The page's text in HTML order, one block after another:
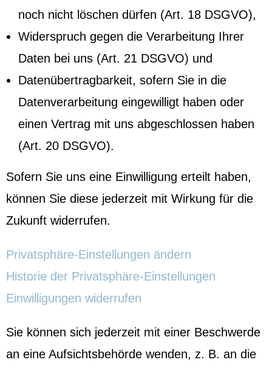
noch nicht löschen dürfen (Art. 18 DSGVO),
Widerspruch gegen die Verarbeitung Ihrer
Daten bei uns (Art. 21 DSGVO) und
Datenübertragbarkeit, sofern Sie in die
Datenverarbeitung eingewilligt haben oder
einen Vertrag mit uns abgeschlossen haben
(Art. 20 DSGVO).
Sofern Sie uns eine Einwilligung erteilt haben,
können Sie diese jederzeit mit Wirkung für die
Zukunft widerrufen.
Privatsphäre-Einstellungen ändern
Historie der Privatsphäre-Einstellungen
Einwilligungen widerrufen
Sie können sich jederzeit mit einer Beschwerde
an eine Aufsichtsbehörde wenden, z. B. an die